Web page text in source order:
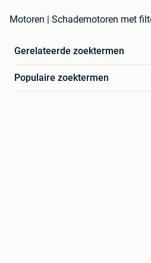
Motoren | Schademotoren met
Gerelateerde zoektermen
Populaire zoektermen